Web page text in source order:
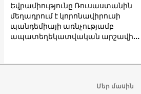
Եվրամիությունը Ռուսաստանին
մեղադրում է կորոնավիրուսի
պանդեմիայի առնչությամբ
ապատեղեկատվական արշավի
Մեր մասին